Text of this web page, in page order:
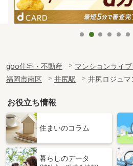
goo住宅・不動産 マンションライ
福岡市南区
井尻駅 井尻ロジュマ
お役立ち情報
住まいのコラム
暮らしのデータ